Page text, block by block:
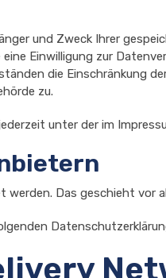
und Zweck Ihrer
Einwilligung zur
die Einschränkung
zu.
unter der im
Das geschieht vor